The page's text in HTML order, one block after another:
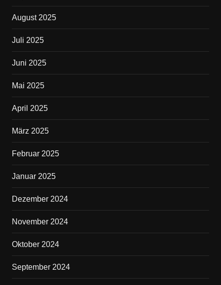
August 2025
Juli 2025
Juni 2025
Mai 2025
April 2025
März 2025
Februar 2025
Januar 2025
Dezember 2024
November 2024
Oktober 2024
September 2024